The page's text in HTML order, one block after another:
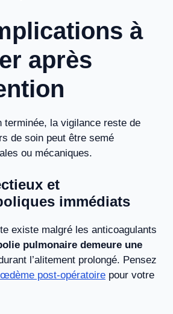
à
après
terminée, la vigilance reste de
de soin peut être semé
ou mécaniques.
et
immédiats
existe malgré les anticoagulants
pulmonaire demeure une
l’alitement prolongé. Pensez
post-opératoire pour votre